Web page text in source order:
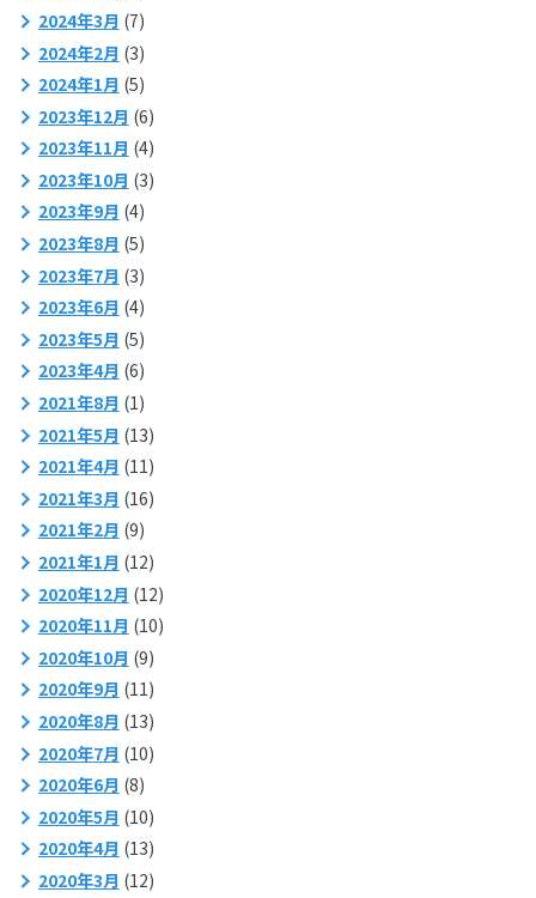
2024年3月 (7)
2024年2月 (3)
2024年1月 (5)
2023年12月 (6)
2023年11月 (4)
2023年10月 (3)
2023年9月 (4)
2023年8月 (5)
2023年7月 (3)
2023年6月 (4)
2023年5月 (5)
2023年4月 (6)
2021年8月 (1)
2021年5月 (13)
2021年4月 (11)
2021年3月 (16)
2021年2月 (9)
2021年1月 (12)
2020年12月 (12)
2020年11月 (10)
2020年10月 (9)
2020年9月 (11)
2020年8月 (13)
2020年7月 (10)
2020年6月 (8)
2020年5月 (10)
2020年4月 (13)
2020年3月 (12)